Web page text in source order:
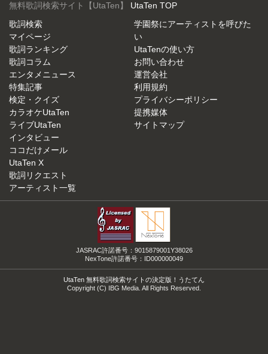
無料歌詞検索サイト【UtaTen】 UtaTen TOP
歌詞検索
マイページ
歌詞ランキング
歌詞コラム
エンタメニュース
特集記事
検定・クイズ
カラオケUtaTen
ライブUtaTen
インタビュー
ココだけメール
UtaTen X
歌詞リクエスト
アーティスト一覧
学園祭にアーティストを呼びた
い
UtaTenの使い方
お問い合わせ
運営会社
利用規約
プライバシーポリシー
提携媒体
サイトマップ
JASRAC許諾番号：9015879001Y38026
NexTone許諾番号：ID000000049
UtaTen 無料歌詞検索サイトの決定版！うたてん
Copyright (C) IBG Media. All Rights Reserved.